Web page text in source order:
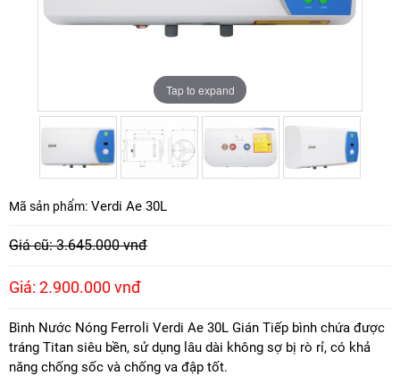
Tap to expand
Tap to expand
Tap to expand
Tap to expand
Mã sản phẩm: Verdi Ae 30L
Giá cũ: 3.645.000 vnđ
Giá: 2.900.000 vnđ
Bình Nước Nóng Ferroli Verdi Ae 30L Gián Tiếp bình chứa được
tráng Titan siêu bền, sử dụng lâu dài không sợ bị rò rỉ, có khả
năng chống sốc và chống va đập tốt.